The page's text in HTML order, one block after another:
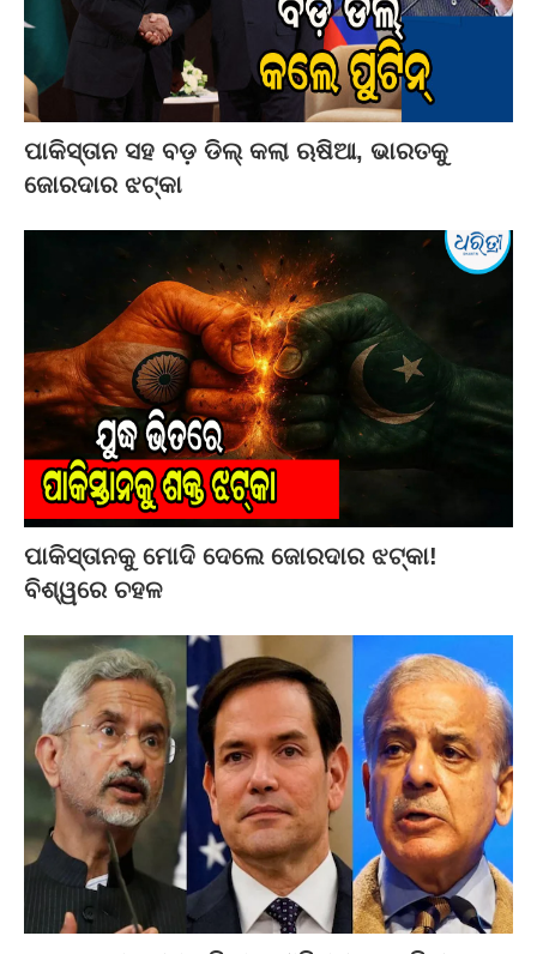
ପାକିସ୍ତାନ ସହ ବଡ଼ ଡିଲ୍‌ କଲା ଋଷିଆ, ଭାରତକୁ
ଜୋରଦାର ଝଟ୍‌କା
ପାକିସ୍ତାନକୁ ମୋଦି ଦେଲେ ଜୋରଦାର ଝଟ୍‌କା!
ବିଶ୍ୱରେ ଚହଳ